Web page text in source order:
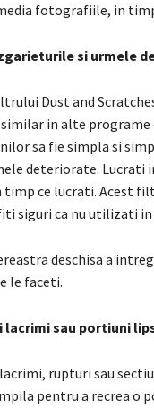
fotografiile, in
si urmele
Dust and
in alte
sa fie simpla si
deteriorate. Lucrati
timp ce lucrati. Acest
siguri ca nu utilizati in
deschisa a
le faceti.
sau portiuni
lacrimi, rupturi sau
pentru a recrea o